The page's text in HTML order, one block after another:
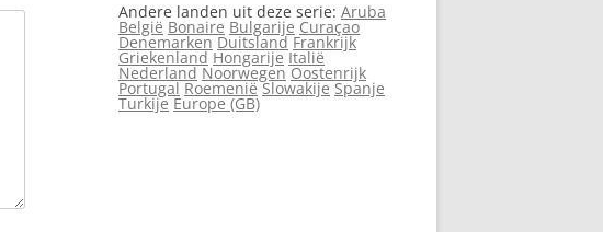
Andere landen uit deze serie: Aruba
België Bonaire Bulgarije Curaçao
Denemarken Duitsland Frankrijk
Griekenland Hongarije Italië
Nederland Noorwegen Oostenrijk
Portugal Roemenië Slowakije Spanje
Turkije Europe (GB)